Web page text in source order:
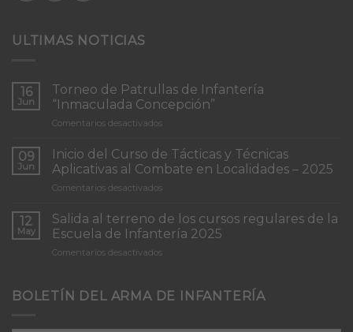
ULTIMAS NOTICIAS
16
Jun
Torneo de Patrullas de Infantería
“Inmaculada Concepción”
Comentarios desactivados
Patrullas
de
Infantería
Concepción”
09
Jun
Inicio del Curso de Tácticas y Técnicas
Aplicativas al Combate en Localidades – 2025
Comentarios desactivados
del
Curso
de
Tácticas
Aplicativas
12
May
Salida al terreno de los cursos regulares de la
Escuela de Infantería 2025
Comentarios desactivados
terreno
BOLETÍN DEL ARMA DE INFANTERÍA